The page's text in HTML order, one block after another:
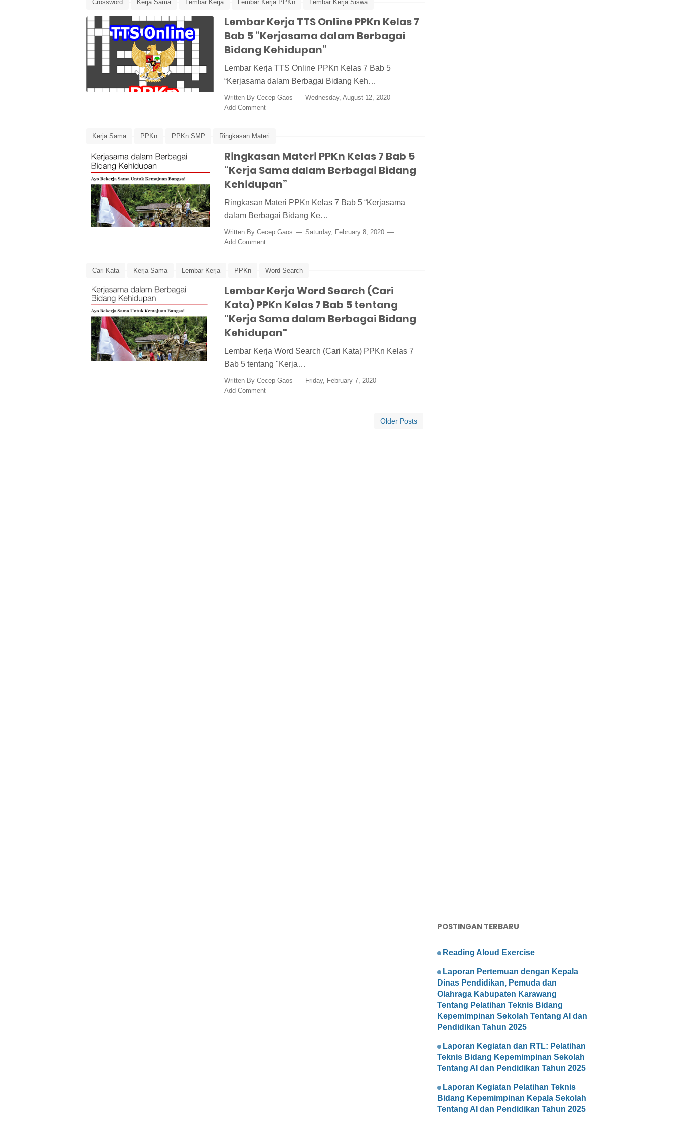
Crossword Kerja Sama Lembar Kerja Lembar Kerja PPKn Lembar Kerja Siswa
Media Pembelajaran PPKn PPKn Kelas 7 TTS TTS Online
Lembar Kerja TTS Online PPKn Kelas 7
Bab 5 “Kerjasama dalam Berbagai
Bidang Kehidupan”
Lembar Kerja TTS Online PPKn Kelas 7 Bab 5
“Kerjasama dalam Berbagai Bidang Keh…
Written By Cecep Gaos
Wednesday, August 12, 2020
Add Comment
Kerja Sama PPKn PPKn SMP Ringkasan Materi
Ringkasan Materi PPKn Kelas 7 Bab 5
“Kerja Sama dalam Berbagai Bidang
Kehidupan”
Ringkasan Materi PPKn Kelas 7 Bab 5 “Kerjasama
dalam Berbagai Bidang Ke…
Written By Cecep Gaos
Saturday, February 8, 2020
Add Comment
Cari Kata Kerja Sama Lembar Kerja PPKn Word Search
Lembar Kerja Word Search (Cari
Kata) PPKn Kelas 7 Bab 5 tentang
"Kerja Sama dalam Berbagai Bidang
Kehidupan"
Lembar Kerja Word Search (Cari Kata) PPKn Kelas 7
Bab 5 tentang "Kerja…
Written By Cecep Gaos
Friday, February 7, 2020
Add Comment
Older Posts
POSTINGAN TERBARU
Reading Aloud Exercise
Laporan Pertemuan dengan Kepala
Dinas Pendidikan, Pemuda dan
Olahraga Kabupaten Karawang
Tentang Pelatihan Teknis Bidang
Kepemimpinan Sekolah Tentang AI dan
Pendidikan Tahun 2025
Laporan Kegiatan dan RTL: Pelatihan
Teknis Bidang Kepemimpinan Sekolah
Tentang AI dan Pendidikan Tahun 2025
Laporan Kegiatan Pelatihan Teknis
Bidang Kepemimpinan Kepala Sekolah
Tentang AI dan Pendidikan Tahun 2025